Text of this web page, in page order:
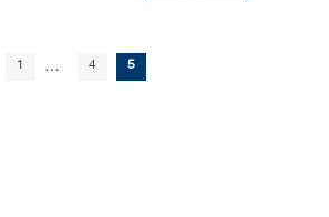
1 … 4 5